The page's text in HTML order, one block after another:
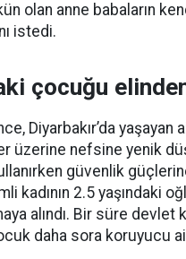
olan anne babaların
istedi.
çocuğu
Diyarbakır’da yaşayan
üzerine nefsine yenik
güvenlik
kadının 2.5 yaşındaki
alındı. Bir süre devlet
daha sora koruyucu